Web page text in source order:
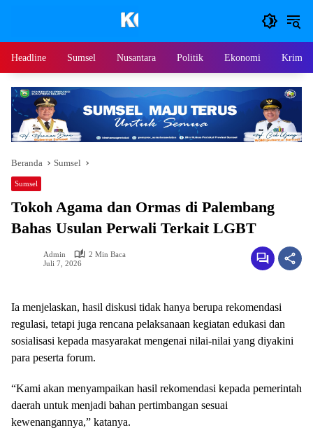
Headline Sumsel Nusantara Politik Ekonomi
Beranda Sumsel
Sumsel
Tokoh Agama dan Ormas di Palembang
Bahas Usulan Perwali Terkait LGBT
Admin
2 Min Baca
Juli 7, 2026
Ia menjelaskan, hasil diskusi tidak hanya berupa rekomendasi
regulasi, tetapi juga rencana pelaksanaan kegiatan edukasi dan
sosialisasi kepada masyarakat mengenai nilai-nilai yang diyakini
para peserta forum.
“Kami akan menyampaikan hasil rekomendasi kepada pemerintah
daerah untuk menjadi bahan pertimbangan sesuai
kewenangannya,” katanya.